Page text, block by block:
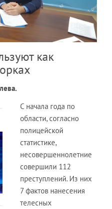
как
С начала года по
области, согласно
полицейской
статистике,
несовершеннолетние
совершили 112
преступлений. Из них
7 фактов нанесения
телесных